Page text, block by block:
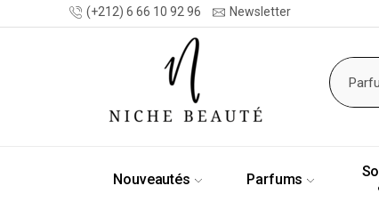
(+212) 6 66 10 92 96 Newsletter
Nouveautés Parfums